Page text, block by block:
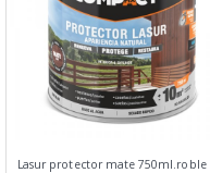
Lasur protector mate 750ml.roble